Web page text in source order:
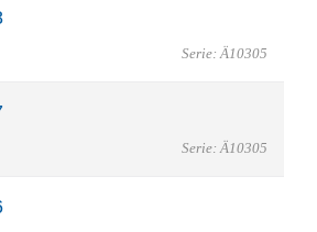
Serie: Ä10305
Serie: Ä10305